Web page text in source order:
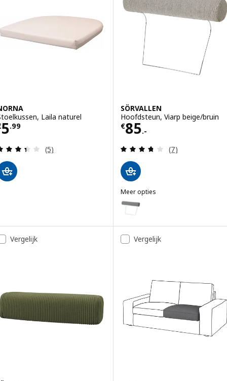
Laila naturel
5.99 € 5.99
Beoordeling: 3.4 van 5 sterren. Totaal
(5)
SÖRVALLEN
Hoofdsteun, Viarp beige/bruin
€85.-
Prijs € 85.-
Beoordeling:
(7)
Meer opties
SÖRVALLEN
Optie: SÖRVALLEN,
Optie: SÖRVALLEN,
Vergelijk
Vergelijk